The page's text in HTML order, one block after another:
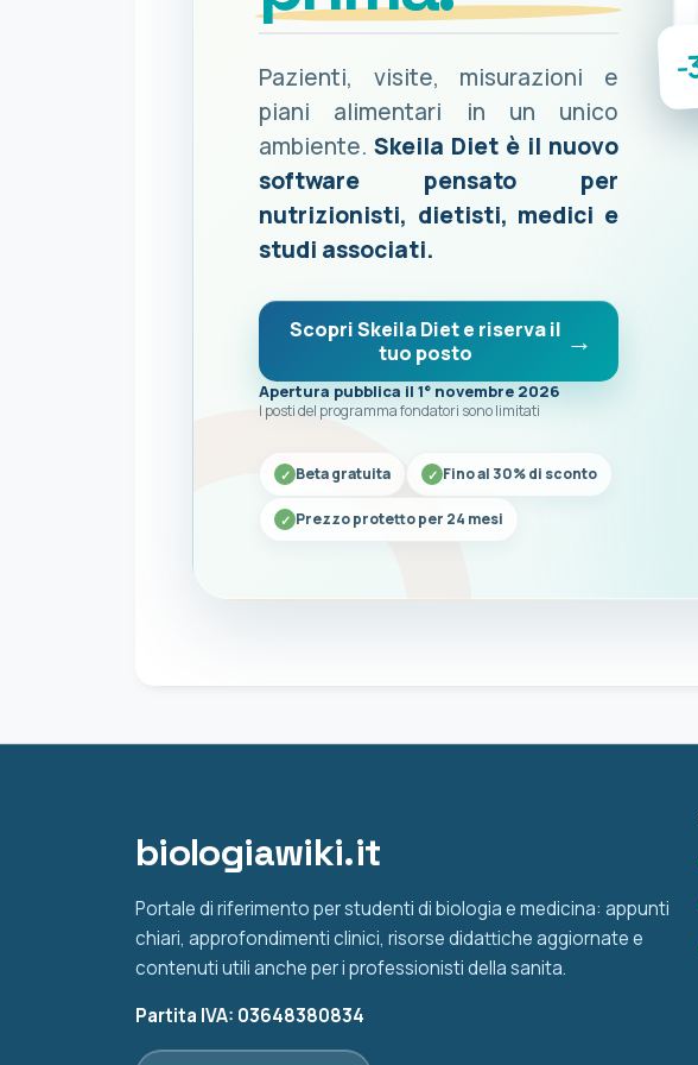
Pazienti, visite, misurazioni e
piani alimentari in un unico
ambiente. Skeila Diet è il nuovo
software pensato per
nutrizionisti, dietisti, medici e
studi associati.
Scopri Skeila Diet e riserva il
tuo posto
Apertura pubblica il 1° novembre 2026
I posti del programma fondatori sono limitati
Beta gratuita Fino al 30% di sconto
Prezzo protetto per 24 mesi
-
biologiawiki.it
Portale di riferimento per studenti di biologia e medicina: appunti
chiari, approfondimenti clinici, risorse didattiche aggiornate e
contenuti utili anche per i professionisti della sanita.
Partita IVA: 03648380834